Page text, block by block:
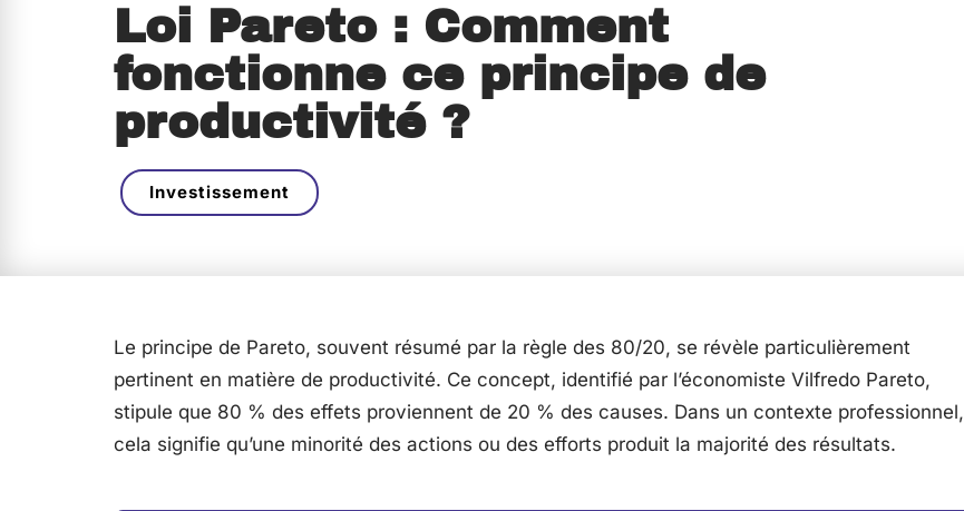
Loi Pareto : Comment
fonctionne ce principe de
productivité ?
Investissement
Le principe de Pareto, souvent résumé par la règle des 80/20, se révèle particulièrement
pertinent en matière de productivité. Ce concept, identifié par l’économiste Vilfredo Pareto,
stipule que 80 % des effets proviennent de 20 % des causes. Dans un contexte professionnel,
cela signifie qu’une minorité des actions ou des efforts produit la majorité des résultats.